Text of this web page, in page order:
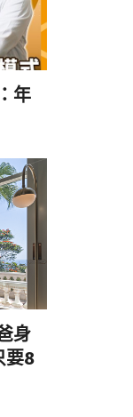
年
身
要8